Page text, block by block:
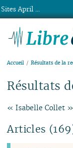
Accueil Résultats de la
Résultats
« Isabelle Collet »
Articles
Sites April ...